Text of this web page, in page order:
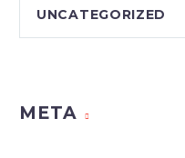
UNCATEGORIZED
META